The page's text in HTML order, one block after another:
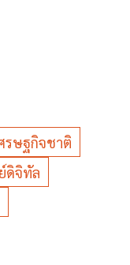
รษฐกิจชาติ
ดิจิทัล